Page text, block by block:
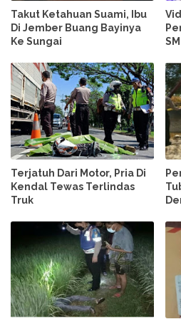
Takut Ketahuan Suami, Ibu
Di Jember Buang Bayinya
Ke Sungai
Terjatuh Dari Motor, Pria Di
Kendal Tewas Terlindas
Truk